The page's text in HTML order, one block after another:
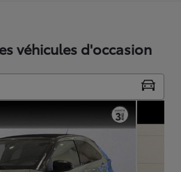
véhicules d'occasion